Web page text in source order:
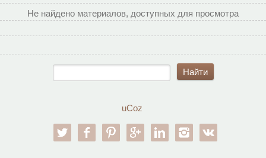
Не найдено материалов, доступных для просмотра
uCoz
twitter facebookpinterestgoogle-pllinkedin instagram